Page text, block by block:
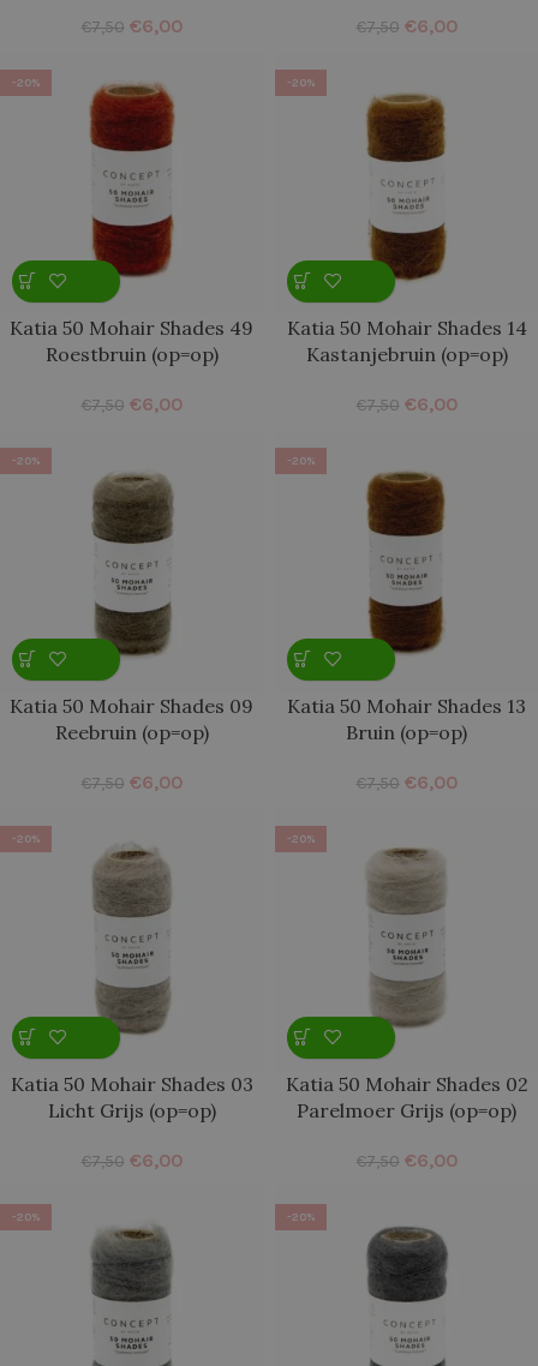
€7,50 €6,00 €7,50 €6,00
-20%
Katia 50 Mohair Shades 49
Roestbruin (op=op)
€7,50 €6,00
-20%
Katia 50 Mohair Shades 14
Kastanjebruin (op=op)
€7,50 €6,00
-20%
Katia 50 Mohair Shades 09
Reebruin (op=op)
€7,50 €6,00
-20%
Katia 50 Mohair Shades 13
Bruin (op=op)
€7,50 €6,00
-20%
Katia 50 Mohair Shades 03
Licht Grijs (op=op)
€7,50 €6,00
-20%
Katia 50 Mohair Shades 02
Parelmoer Grijs (op=op)
€7,50 €6,00
-20% -20%